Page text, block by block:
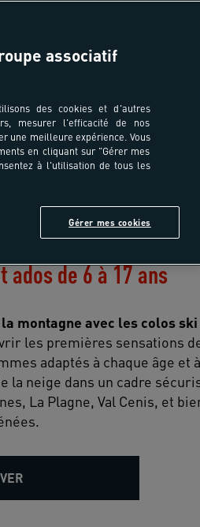
ados de 6 à 17 ans
montagne avec les colos ski
les premières sensations
adaptés à chaque âge et
la neige dans un cadre
La Plagne, Val Cenis, et
associatif
des cookies et d'autres
mesurer l'efficacité de nos
une meilleure expérience. Vous
en cliquant sur "Gérer mes
à l'utilisation de tous les
Gérer mes cookies